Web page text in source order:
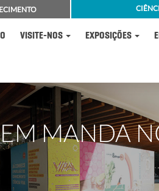
VISITE-NOS EXPOSIÇÕES
MANDA